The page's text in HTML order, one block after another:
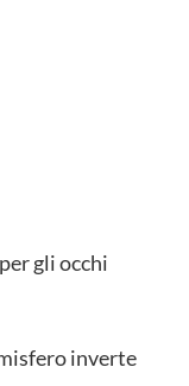
gli occhi
inverte